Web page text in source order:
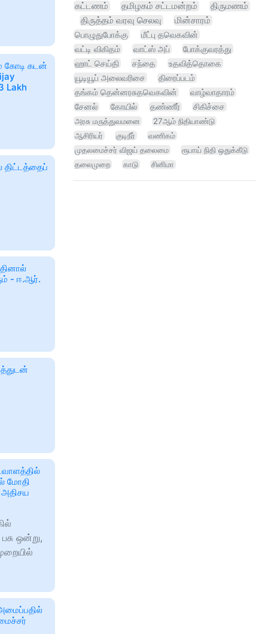
கோடி கடன்
Lakh
- ஈ.ஆர்.
மோதி
ஒன்று,
கட்டணம்
தமிழகம் சட்டமன்றம்
திருமணம்
திருத்தம் வரவு செலவு
மின்சாரம்
பொழுதுபோக்கு
மீட்பு தவெகவின்
வட்டி விகிதம்
வாட்ஸ் அப்
போக்குவரத்து
ஹாட் செய்தி
சந்தை
உதவித்தொகை
யூடியூப் அலைவரிசை
திரைப்படம்
தங்கம் தென்னரசுதவெகவின்
வாழ்வாதாரம்
சேனல்
கோயில் தண்ணீர்
சிகிச்சை
அரசு மருத்துவமனை
27ஆம் நிதியாண்டு
ஆசிரியர்
குடிநீர்
வணிகம்
முதலமைச்சர் விஜய் தலைமை
ரூபாய் நிதி ஒதுக்கீடு
தலைமுறை
காடு சினிமா